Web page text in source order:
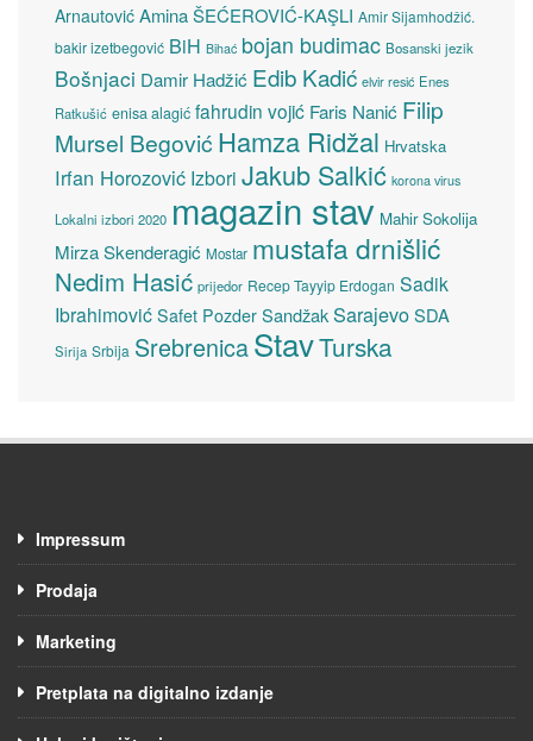
Arnautović Amina ŠEĆEROVIĆ-KAŞLI Amir Sijamhodžić.
bakir izetbegović BiH Bihać bojan budimac Bosanski jezik
Bošnjaci Damir Hadžić Edib Kadić elvir resić Enes
Ratkušić enisa alagić fahrudin vojić Faris Nanić Filip
Mursel Begović Hamza Ridžal Hrvatska
Irfan Horozović Izbori Jakub Salkić korona virus
Lokalni izbori 2020 magazin stav Mahir Sokolija
Mirza Skenderagić Mostar mustafa drnišlić
Nedim Hasić prijedor Recep Tayyip Erdogan Sadik
Ibrahimović Safet Pozder SandžakSarajevoSDA
Sirija Srbija SrebrenicaStavTurska
Impressum
Prodaja
Marketing
Pretplata na digitalno izdanje